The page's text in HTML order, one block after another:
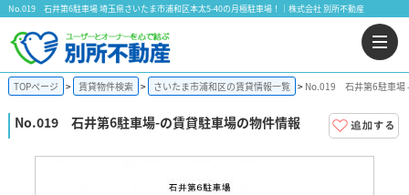
No.019 石井第6駐車場 埼玉県さいたま市浦和区本太5-40の月極駐車場！｜株式会社 別所不動産
TOPページ 賃貸物件検索 さいたま市浦和区の賃貸情報一覧 No.019 石井第6駐車場
No.019 石井第6駐車場-の賃貸駐車場の物件情報